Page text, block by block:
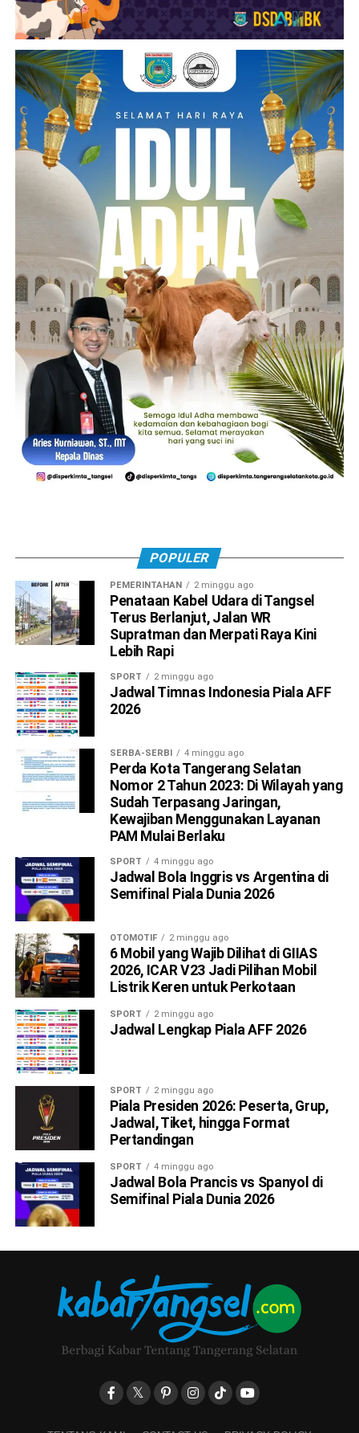
POPULER
PEMERINTAHAN 2 minggu ago
Penataan Kabel Udara di Tangsel
Terus Berlanjut, Jalan WR
Supratman dan Merpati Raya Kini
Lebih Rapi
SPORT 2 minggu ago
Jadwal Timnas Indonesia Piala AFF
2026
SERBA-SERBI 4 minggu ago
Perda Kota Tangerang Selatan
Nomor 2 Tahun 2023: Di Wilayah yang
Sudah Terpasang Jaringan,
Kewajiban Menggunakan Layanan
PAM Mulai Berlaku
SPORT 4 minggu ago
Jadwal Bola Inggris vs Argentina di
Semifinal Piala Dunia 2026
OTOMOTIF 2 minggu ago
6 Mobil yang Wajib Dilihat di GIIAS
2026, ICAR V23 Jadi Pilihan Mobil
Listrik Keren untuk Perkotaan
SPORT 2 minggu ago
Jadwal Lengkap Piala AFF 2026
SPORT 2 minggu ago
Piala Presiden 2026: Peserta, Grup,
Jadwal, Tiket, hingga Format
Pertandingan
SPORT 4 minggu ago
Jadwal Bola Prancis vs Spanyol di
Semifinal Piala Dunia 2026